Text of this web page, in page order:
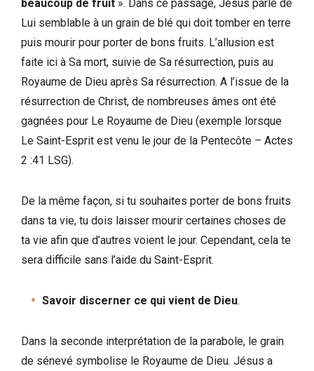
beaucoup de fruit ». Dans ce passage, Jésus parle de
Lui semblable à un grain de blé qui doit tomber en terre
puis mourir pour porter de bons fruits. L’allusion est
faite ici à Sa mort, suivie de Sa résurrection, puis au
Royaume de Dieu après Sa résurrection. A l’issue de la
résurrection de Christ, de nombreuses âmes ont été
gagnées pour Le Royaume de Dieu (exemple lorsque
Le Saint-Esprit est venu le jour de la Pentecôte – Actes
2 :41 LSG).
De la même façon, si tu souhaites porter de bons fruits
dans ta vie, tu dois laisser mourir certaines choses de
ta vie afin que d’autres voient le jour. Cependant, cela te
sera difficile sans l’aide du Saint-Esprit.
Savoir discerner ce qui vient de Dieu.
Dans la seconde interprétation de la parabole, le grain
de sénevé symbolise le Royaume de Dieu. Jésus a